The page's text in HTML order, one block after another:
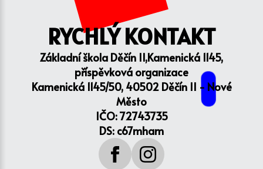
RYCHLÝ KONTAKT
Základní škola Děčín II,Kamenická 1145,
příspěvková organizace
Kamenická 1145/50, 40502 Děčín II - Nové
Město
IČO: 72743735
DS: c67mham